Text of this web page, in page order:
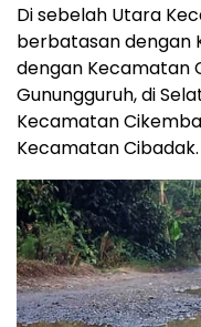
Di sebelah Utara
berbatasan dengan
dengan Kecamatan
Gunungguruh, di
Kecamatan
Kecamatan Cibadak.